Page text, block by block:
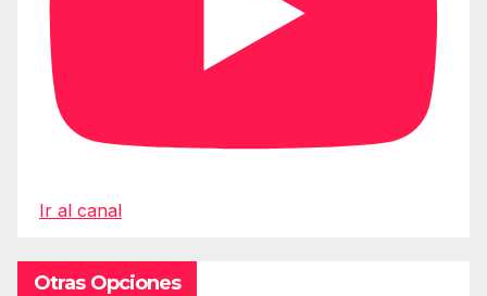
Ir al canal
Otras Opciones